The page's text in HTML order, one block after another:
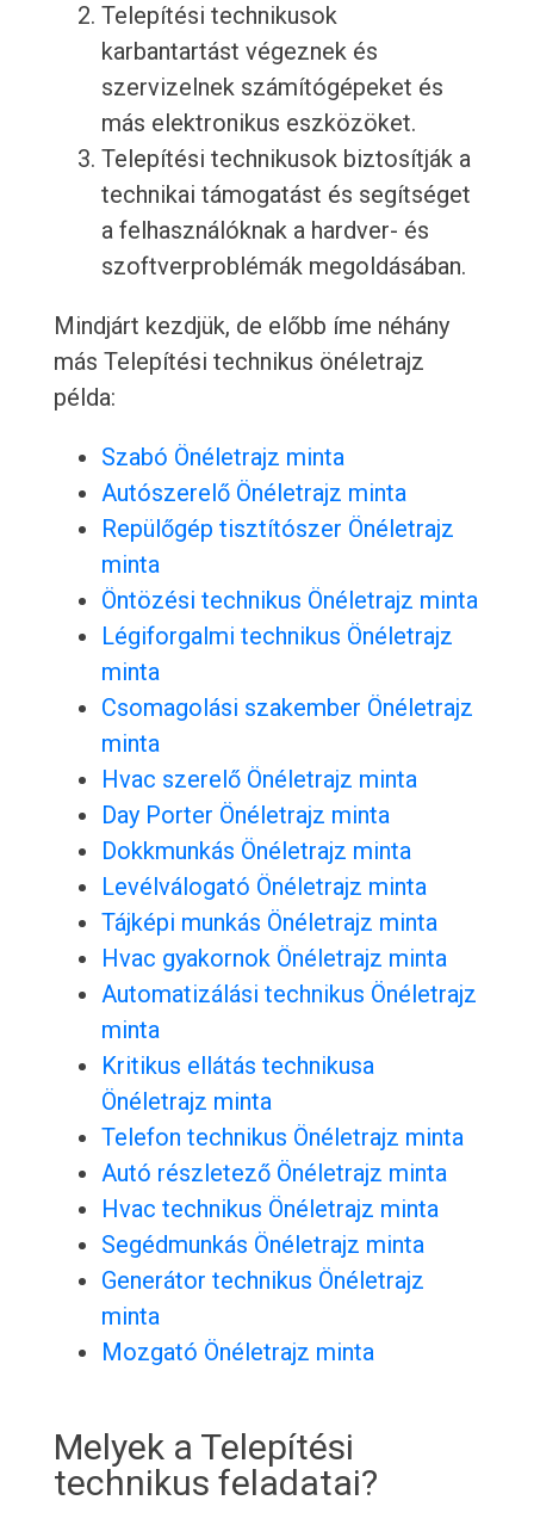
Telepítési technikusok
karbantartást végeznek és
szervizelnek számítógépeket és
más elektronikus eszközöket.
Telepítési technikusok biztosítják a
technikai támogatást és segítséget
a felhasználóknak a hardver- és
szoftverproblémák megoldásában.
Mindjárt kezdjük, de előbb íme néhány
más Telepítési technikus önéletrajz
példa:
Szabó Önéletrajz minta
Autószerelő Önéletrajz minta
Repülőgép tisztítószer Önéletrajz
minta
Öntözési technikus Önéletrajz minta
Légiforgalmi technikus Önéletrajz
minta
Csomagolási szakember Önéletrajz
minta
Hvac szerelő Önéletrajz minta
Day Porter Önéletrajz minta
Dokkmunkás Önéletrajz minta
Levélválogató Önéletrajz minta
Tájképi munkás Önéletrajz minta
Hvac gyakornok Önéletrajz minta
Automatizálási technikus Önéletrajz
minta
Kritikus ellátás technikusa
Önéletrajz minta
Telefon technikus Önéletrajz minta
Autó részletező Önéletrajz minta
Hvac technikus Önéletrajz minta
Segédmunkás Önéletrajz minta
Generátor technikus Önéletrajz
minta
Mozgató Önéletrajz minta
Melyek a Telepítési
technikus feladatai?